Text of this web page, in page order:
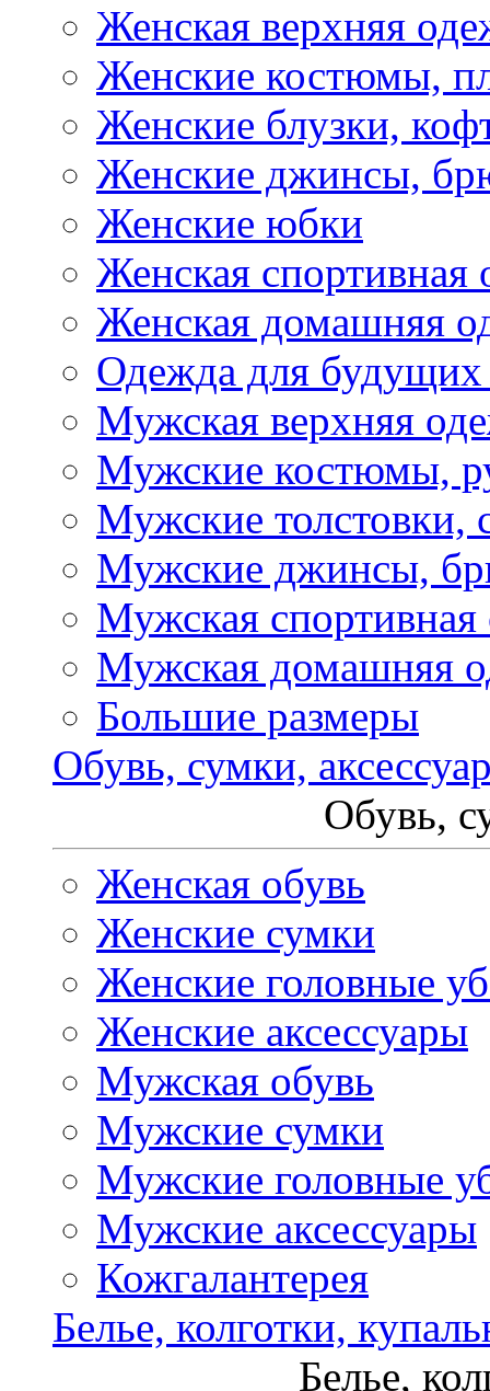
Женская верхняя
Женские костюмы,
Женские блузки,
Женские джинсы,
Женские юбки
Женская спортивная
Женская домашняя
Одежда для
Мужская верхняя
Мужские костюмы,
Мужские толстовки,
Мужские джинсы,
Мужская спортивная
Мужская домашняя
Большие размеры
Обувь, сумки,
Обувь,
Женская обувь
Женские сумки
Женские головные
Женские аксессуары
Мужская обувь
Мужские сумки
Мужские головные
Мужские аксессуары
Кожгалантерея
Белье, колготки,
Белье,